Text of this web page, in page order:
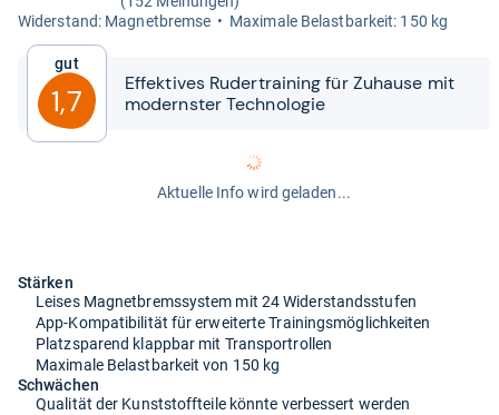
Wider­stand: Magnet­bremse
Maxi­male Belast­bar­keit: 150 kg
Gut
1,7
Effek­ti­ves Ruder­trai­ning für Zuhause mit
mod­erns­ter Tech­no­lo­gie
Aktuelle Info wird geladen...
Stärken
Leises Magnetbremssystem mit 24 Widerstandsstufen
App-Kompatibilität für erweiterte Trainingsmöglichkeiten
Platzsparend klappbar mit Transportrollen
Maximale Belastbarkeit von 150 kg
Schwächen
Qualität der Kunststoffteile könnte verbessert werden